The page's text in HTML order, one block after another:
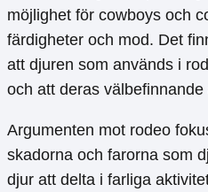
möjlighet för cowboys och
färdigheter och mod. Det
att djuren som används i
och att deras
Argumenten mot rodeo
skadorna och farorna som
djur att delta i farliga